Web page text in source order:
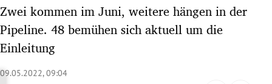
Untermenü
Untermenü
Zwei kommen im Juni, weitere hängen in der
Pipeline. 48 bemühen sich aktuell um die
Einleitung
09.05.2022, 09:04